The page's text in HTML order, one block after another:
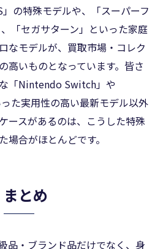
の特殊モデルや、「スーパーフ
「セガサターン」といった家庭
なモデルが、買取市場・コレク
高いものとなっています。皆さ
「Nintendo Switch」や
た実用性の高い最新モデル以外
ースがあるのは、こうした特殊
場合がほとんどです。
まとめ
品・ブランド品だけでなく、身